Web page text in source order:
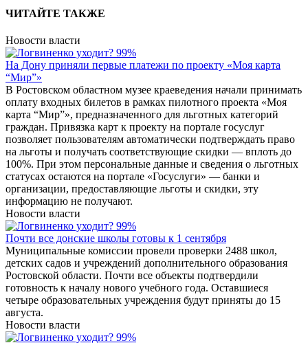
ЧИТАЙТЕ ТАКЖЕ
Новости власти
На Дону приняли первые платежи по проекту «Моя карта
“Мир”»
В Ростовском областном музее краеведения начали принимать
оплату входных билетов в рамках пилотного проекта «Моя
карта “Мир”», предназначенного для льготных категорий
граждан. Привязка карт к проекту на портале госуслуг
позволяет пользователям автоматически подтверждать право
на льготы и получать соответствующие скидки — вплоть до
100%. При этом персональные данные и сведения о льготных
статусах остаются на портале «Госуслуги» — банки и
организации, предоставляющие льготы и скидки, эту
информацию не получают.
Новости власти
Почти все донские школы готовы к 1 сентября
Муниципальные комиссии провели проверки 2488 школ,
детских садов и учреждений дополнительного образования
Ростовской области. Почти все объекты подтвердили
готовность к началу нового учебного года. Оставшиеся
четыре образовательных учреждения будут приняты до 15
августа.
Новости власти